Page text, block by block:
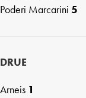
Poderi Marcarini 5
DRUE
Arneis 1